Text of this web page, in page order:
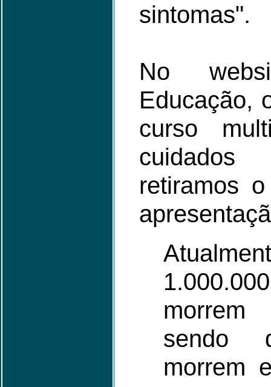
sintomas".
No
Educação,
curso
retiramos
morrem
sendo
morrem